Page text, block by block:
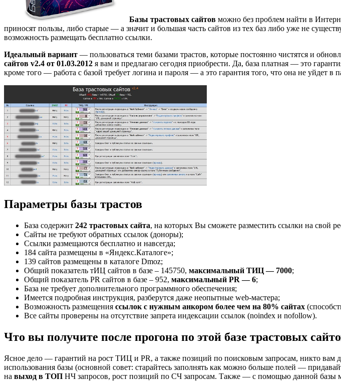
Базы трастовых сайтов можно без проблем найти в
приносят пользы, либо старые — а значит и большая часть сайтов из тех баз либо уже не
возможность размещать бесплатно ссылки.
Идеальный вариант — пользоваться теми базами трастов, которые постоянно чистятся и
сайтов v2.4 от 01.03.2012 я вам и предлагаю сегодня приобрести. Да, база платная — это
кроме того — работа с базой требует логина и пароля — а это гарантия того, что она не уйдет в
Параметры базы трастов
База содержит 242 трастовых сайта, на которых Вы сможете разместить ссылки на свой
Сайты не требуют обратных ссылок (доноры);
Ссылки размещаются бесплатно и навсегда;
184 сайта размещены в «Яндекс.Каталоге»;
139 сайтов размещены в каталоге Dmoz;
Общий показатель тИЦ сайтов в базе – 145750, максимальный ТИЦ — 7000;
Общий показатель PR сайтов в базе – 952, максимальный PR — 6;
База не требует дополнительного программного обеспечения;
Имеется подробная инструкция, разберутся даже неопытные web-мастера;
Возможность размещения ссылок с нужным анкором более чем на 80% сайтах
Все сайты проверены на отсутствие запрета индексации ссылок (noindex и nofollow).
Что вы получите после прогона по этой базе трастовых
Ясное дело — гарантий на рост ТИЦ и PR, а также позиций по поисковым запросам, никто вам
использования базы (основной совет: старайтесь заполнять как можно больше полей —
на выход в ТОП НЧ запросов, рост позиций по СЧ запросам. Также — с помощью данной базы